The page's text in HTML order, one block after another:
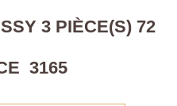
3 PIÈCE(S) 72
3165